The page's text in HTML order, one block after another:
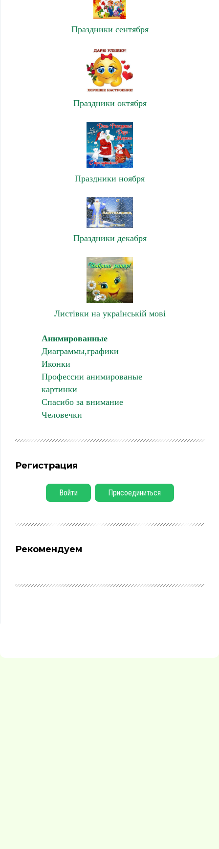
Праздники сентября
Праздники октября
Праздники ноября
Праздники декабря
Листівки на українській мові
Анимированные
Диаграммы,графики
Иконки
Профессии анимированые
картинки
Спасибо за внимание
Человечки
Регистрация
Войти Присоединиться
Рекомендуем